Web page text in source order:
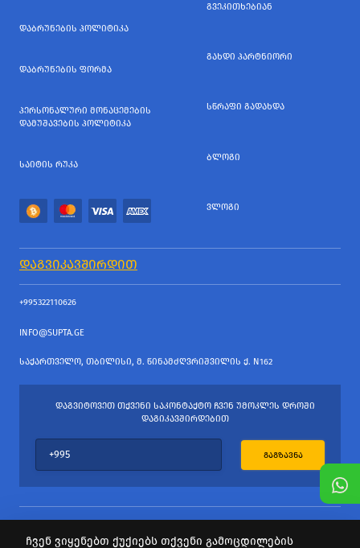
ᲓᲐᲑᲠᲣᲜᲔᲑᲘᲡ ᲞᲝᲚᲘᲢᲘᲙᲐ
ᲓᲐᲑᲠᲣᲜᲔᲑᲘᲡ ᲤᲝᲠᲛᲐ
ᲞᲔᲠᲡᲝᲜᲐᲚᲣᲠᲘ ᲛᲝᲜᲐᲪᲔᲛᲔᲑᲘᲡ
ᲓᲐᲛᲣᲨᲐᲕᲔᲑᲘᲡ ᲞᲝᲚᲘᲢᲘᲙᲐ
ᲡᲐᲘᲢᲘᲡ ᲠᲣᲙᲐ
ᲒᲕᲔᲙᲘᲗᲮᲔᲑᲘᲐᲜ
ᲒᲐᲮᲓᲘ ᲞᲐᲠᲢᲜᲘᲝᲠᲘ
ᲡᲬᲠᲐᲤᲘ ᲒᲐᲓᲐᲮᲓᲐ
ᲑᲚᲝᲒᲘ
ᲕᲚᲝᲒᲘ
ᲓᲐᲒᲕᲘᲙᲐᲕᲨᲘᲠᲓᲘᲗ
+995322110626
INFO@SUPTA.GE
ᲡᲐᲥᲐᲠᲗᲕᲔᲚᲝ, ᲗᲑᲘᲚᲘᲡᲘ, Მ. ᲬᲘᲜᲐᲛᲫᲦᲕᲠᲘᲨᲕᲘᲚᲘᲡ Ქ. N162
ᲓᲐᲒᲕᲘᲢᲝᲕᲔᲗ ᲗᲥᲕᲔᲜᲘ ᲡᲐᲙᲝᲜᲢᲐᲥᲢᲝ ᲩᲕᲔᲜ ᲣᲛᲝᲙᲚᲔᲡ ᲓᲠᲝᲨᲘ
ᲓᲐᲒᲘᲙᲐᲕᲨᲘᲠᲓᲔᲑᲘᲗ
ᲒᲐᲒᲖᲐᲕᲜᲐ
ჩვენ ვიყენებთ ქუქიებს თქვენი გამოცდილების